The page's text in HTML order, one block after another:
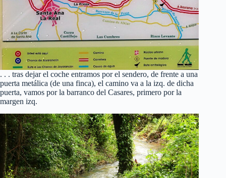
. . . tras dejar el coche entramos por el sendero, de frente a una
puerta metálica (de una finca), el camino va a la izq. de dicha
puerta, vamos por la barranco del Casares, primero por la
margen izq.